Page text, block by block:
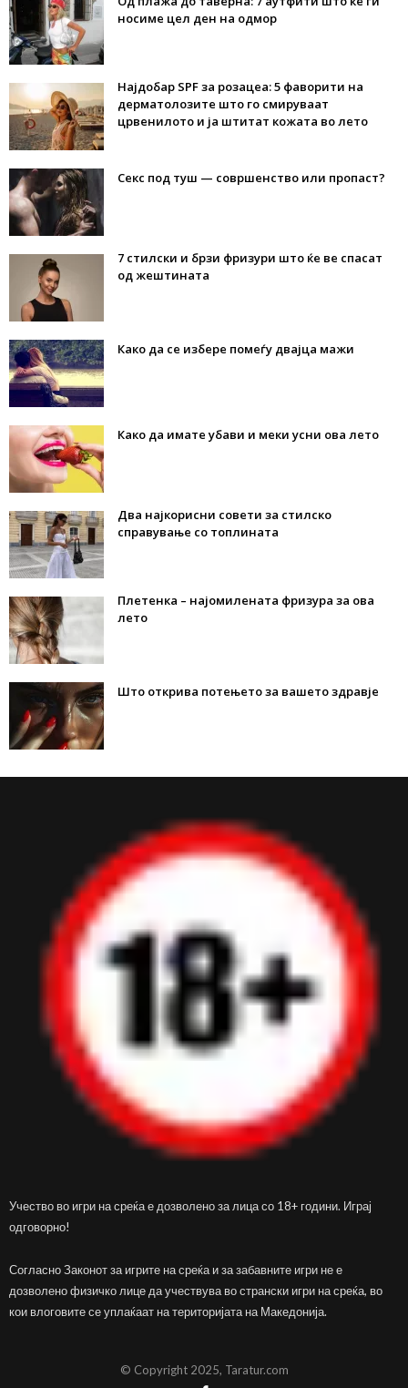
носиме цел ден на одмор
Најдобар SPF за розацеа: 5 фаворити на
дерматолозите што го смируваат
црвенилото и ја штитат кожата во лето
Секс под туш — совршенство или пропаст?
7 стилски и брзи фризури што ќе ве спасат
од жештината
Како да се избере помеѓу двајца мажи
Како да имате убави и меки усни ова лето
Два најкорисни совети за стилско
справување со топлината
Плетенка – најомилената фризура за ова
лето
Што открива потењето за вашето здравје
Учество во игри на среќа е дозволено за лица со 18+ години. Играј
одговорно!
Согласно Законот за игрите на среќа и за забавните игри не е
дозволено физичко лице да учествува во странски игри на среќа, во
кои влоговите се уплаќаат на територијата на Македонија.
© Copyright 2025, Taratur.com